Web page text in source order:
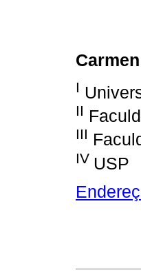
I
II
III
IV USP